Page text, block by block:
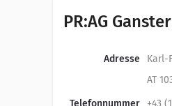
PR:AG
Adresse
Karl-
AT
Telefonnummer
+43